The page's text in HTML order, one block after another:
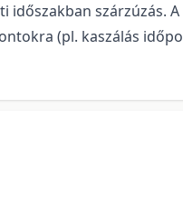
időszakban szárzúzás. A
(pl. kaszálás